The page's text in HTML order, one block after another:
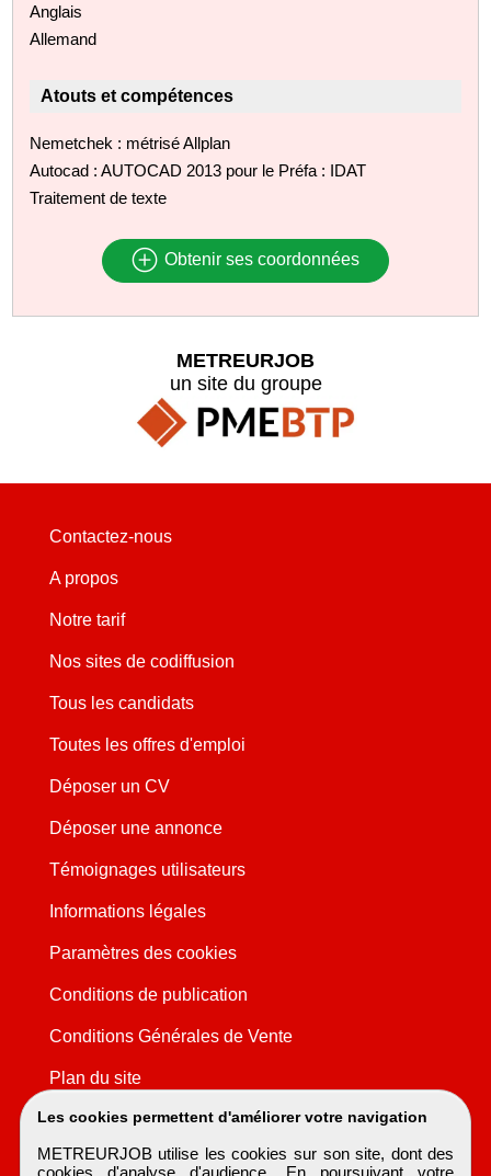
Anglais
Allemand
Atouts et compétences
Nemetchek : métrisé Allplan
Autocad : AUTOCAD 2013 pour le Préfa : IDAT
Traitement de texte
Obtenir ses coordonnées
Les cookies permettent d'améliorer votre navigation
METREURJOB utilise les cookies sur son site, dont des
cookies d'analyse d'audience. En poursuivant votre
METREURJOB
un site du groupe
Contactez-nous
A propos
Notre tarif
Nos sites de codiffusion
Tous les candidats
Toutes les offres d'emploi
Déposer un CV
Déposer une annonce
Témoignages utilisateurs
Informations légales
Paramètres des cookies
Conditions de publication
Conditions Générales de Vente
Plan du site